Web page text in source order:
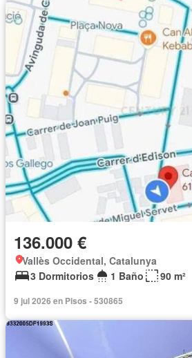
136.000 €
Vallès Occidental, Catalunya
3 Dormitorios
1 Baño 90 m²
9 jul 2026 en Pisos - 530865